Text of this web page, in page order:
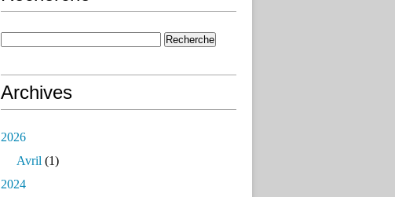
Archives
2026
Avril (1)
2024